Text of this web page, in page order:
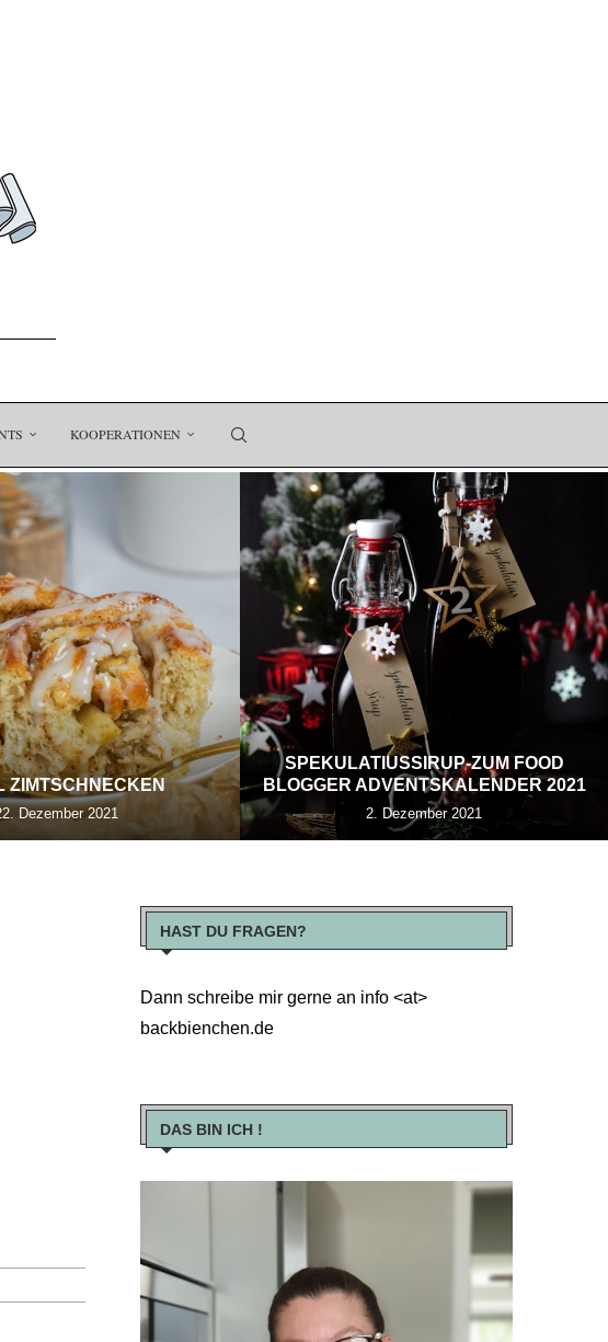
KOOPERATIONEN
ZIMTSCHNECKEN
Dezember 2021
SPEKULATIUSSIRUP-ZUM FOOD
BLOGGER ADVENTSKALENDER 2021
2. Dezember 2021
HAST DU FRAGEN?
Dann schreibe mir gerne an info <at>
backbienchen.de
DAS BIN ICH !